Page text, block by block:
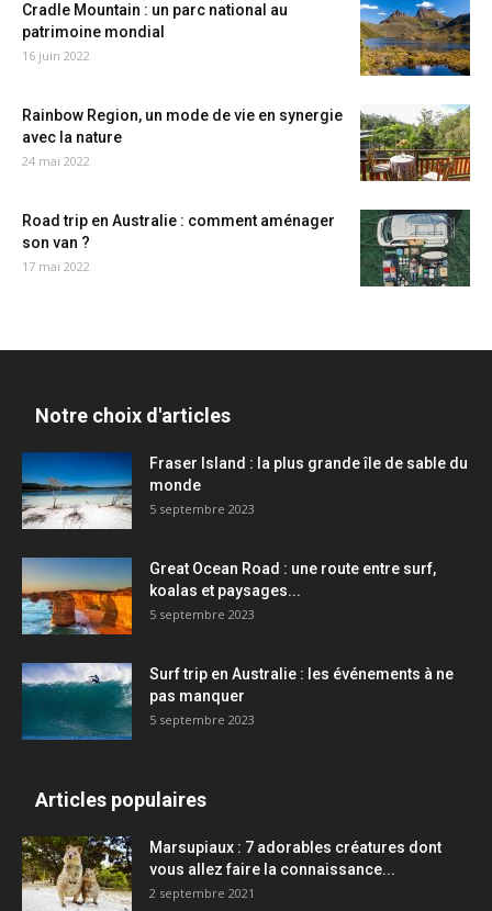
Cradle Mountain : un parc national au
patrimoine mondial
16 juin 2022
Rainbow Region, un mode de vie en synergie
avec la nature
24 mai 2022
Road trip en Australie : comment aménager
son van ?
17 mai 2022
Notre choix d'articles
Fraser Island : la plus grande île de sable du
monde
5 septembre 2023
Great Ocean Road : une route entre surf,
koalas et paysages...
5 septembre 2023
Surf trip en Australie : les événements à ne
pas manquer
5 septembre 2023
Articles populaires
Marsupiaux : 7 adorables créatures dont
vous allez faire la connaissance...
2 septembre 2021